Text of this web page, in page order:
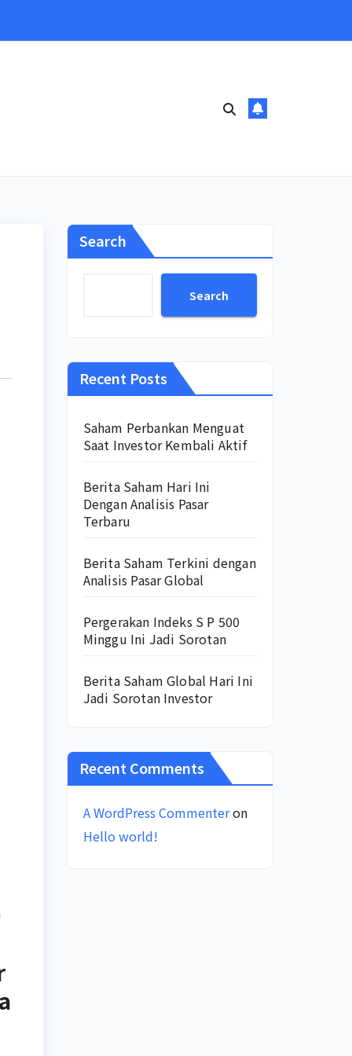
Search
Search
Recent Posts
Saham Perbankan Menguat
Saat Investor Kembali Aktif
Berita Saham Hari Ini
Dengan Analisis Pasar
Terbaru
Berita Saham Terkini dengan
Analisis Pasar Global
Pergerakan Indeks S P 500
Minggu Ini Jadi Sorotan
Berita Saham Global Hari Ini
Jadi Sorotan Investor
Recent Comments
A WordPress Commenteron
Hello world!